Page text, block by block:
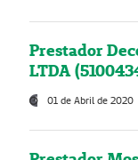
Prestador
LTDA
01 de Abril de 2020